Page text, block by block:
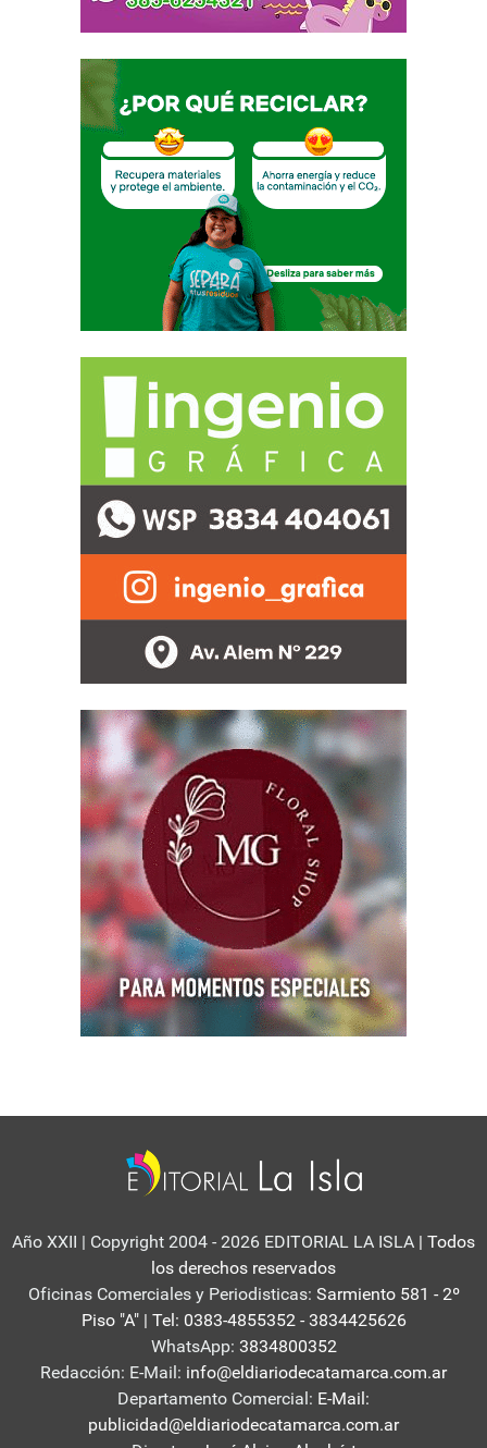
Año XXII | Copyright 2004 - 2026 EDITORIAL LA ISLA | Todos
los derechos reservados
Oficinas Comerciales y Periodisticas: Sarmiento 581 - 2º
Piso "A" | Tel: 0383-4855352 - 3834425626
WhatsApp: 3834800352
Redacción: E-Mail: info@eldiariodecatamarca.com.ar
Departamento Comercial: E-Mail:
publicidad@eldiariodecatamarca.com.ar